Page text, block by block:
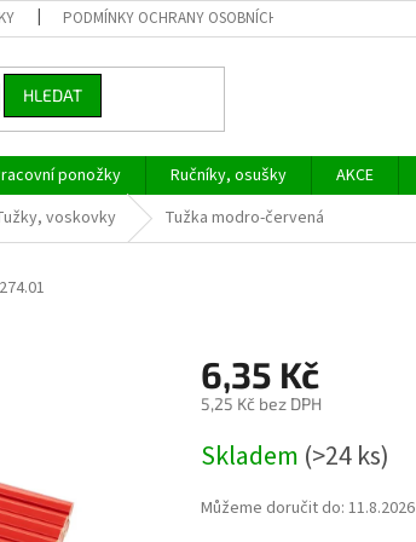
PODMÍNKY OCHRANY OSOBNÍCH ÚDAJŮ
HLEDAT
ponožky Ručníky, osušky AKCE
voskovky Tužka modro-červená
6,35 Kč
5,25 Kč bez DPH
cena:
Skladem (>24 ks)
Můžeme doručit do: 11.8.2026